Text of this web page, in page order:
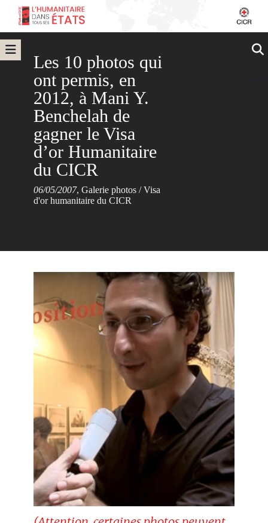
Les 10 photos qui
ont permis, en
2012, à Mani Y.
Benchelah de
gagner le Visa
d’or Humanitaire
du CICR
06/05/2007, Galerie photos /Visa
d'or humanitaire du CICR